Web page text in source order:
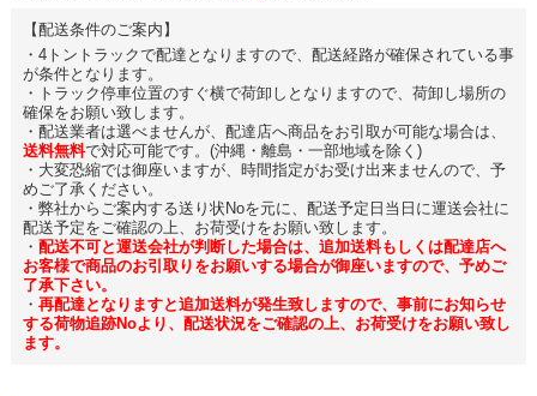
【配送条件のご案内】
・4トントラックで配達となりますので、配送経路が確保されている事
が条件となります。
・トラック停車位置のすぐ横で荷卸しとなりますので、荷卸し場所の
確保をお願い致します。
・配送業者は選べませんが、配達店へ商品をお引取が可能な場合は、
送料無料で対応可能です。(沖縄・離島・一部地域を除く)
・大変恐縮では御座いますが、時間指定がお受け出来ませんので、予
めご了承ください。
・弊社からご案内する送り状Noを元に、配送予定日当日に運送会社に
配送予定をご確認の上、お荷受けをお願い致します。
・ 配送不可と運送会社が判断した場合は、追加送料もしくは配達店へ
お客様で商品のお引取りをお願いする場合が御座いますので、予めご
了承下さい。
・ 再配達となりますと追加送料が発生致しますので、事前にお知らせ
する荷物追跡Noより、配送状況をご確認の上、お荷受けをお願い致し
ます。